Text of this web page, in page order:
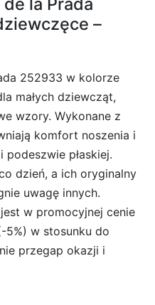
–
252933 w kolorze
małych dziewcząt,
wzory. Wykonane z
komfort noszenia i
płaskiej.
dzień, a ich oryginalny
uwagę innych.
w promocyjnej cenie
5%) w stosunku do
przegap okazji i